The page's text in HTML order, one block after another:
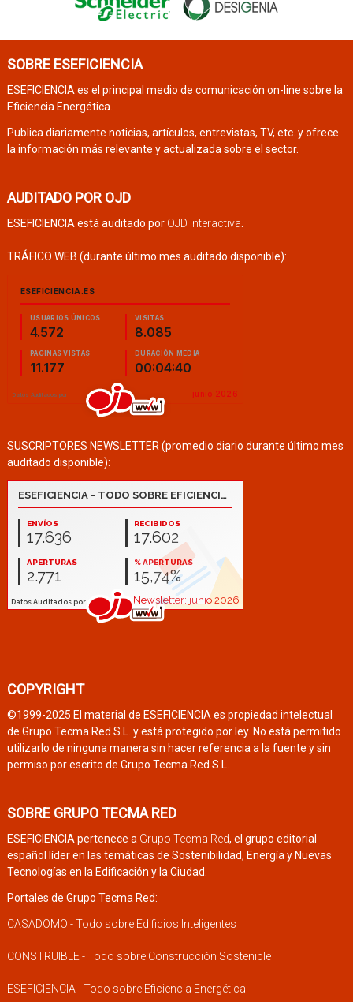
SOBRE ESEFICIENCIA
ESEFICIENCIA es el principal medio de comunicación on-line sobre la
Eficiencia Energética.
Publica diariamente noticias, artículos, entrevistas, TV, etc. y ofrece
la información más relevante y actualizada sobre el sector.
AUDITADO POR OJD
ESEFICIENCIA está auditado por OJD Interactiva
TRÁFICO WEB (durante último mes auditado disponible):
SUSCRIPTORES NEWSLETTER (promedio diario durante último mes
auditado disponible):
COPYRIGHT
©1999-2025 El material de ESEFICIENCIA es propiedad intelectual
de Grupo Tecma Red S.L. y está protegido por ley. No está permitido
utilizarlo de ninguna manera sin hacer referencia a la fuente y sin
permiso por escrito de Grupo Tecma Red S.L.
SOBRE GRUPO TECMA RED
ESEFICIENCIA pertenece a Grupo Tecma Red, el grupo editorial
español líder en las temáticas de Sostenibilidad, Energía y Nuevas
Tecnologías en la Edificación y la Ciudad.
Portales de Grupo Tecma Red:
CASADOMO - Todo sobre Edificios Inteligentes
CONSTRUIBLE - Todo sobre Construcción Sostenible
ESEFICIENCIA - Todo sobre Eficiencia Energética